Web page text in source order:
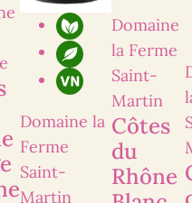
Domaine la
Ferme
Saint-
Martin
Domaine
la Ferme
Saint-
Martin
Côtes
du
Rhône